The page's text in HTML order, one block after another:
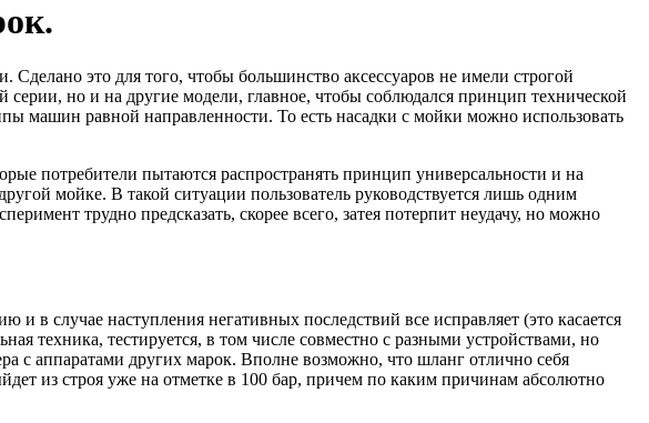
Сделано это для того, чтобы большинство аксессуаров не имели строгой
но и на другие модели, главное, чтобы соблюдался принцип технической
машин равной направленности. То есть насадки с мойки можно использовать
потребители пытаются распространять принцип универсальности и на
мойке. В такой ситуации пользователь руководствуется лишь одним
трудно предсказать, скорее всего, затея потерпит неудачу, но можно
в случае наступления негативных последствий все исправляет (это касается
техника, тестируется, в том числе совместно с разными устройствами, но
с аппаратами других марок. Вполне возможно, что шланг отлично себя
из строя уже на отметке в 100 бар, причем по каким причинам абсолютно